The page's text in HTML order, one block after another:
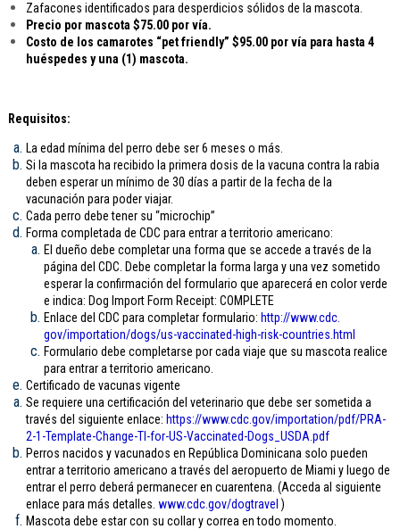
Zafacones identificados para desperdicios sólidos de la mascota.
Precio por mascota $75.00 por vía.
Costo de los camarotes “pet friendly” $95.00 por vía para hasta 4
huéspedes y una (1) mascota.
Requisitos:
La edad mínima del perro debe ser 6 meses o más.
Si la mascota ha recibido la primera dosis de la vacuna contra la rabia
deben esperar un mínimo de 30 días a partir de la fecha de la
vacunación para poder viajar.
Cada perro debe tener su “microchip”
Forma completada de CDC para entrar a territorio americano:
El dueño debe completar una forma que se accede a través de la
página del CDC. Debe completar la forma larga y una vez sometido
esperar la confirmación del formulario que aparecerá en color verde
e indica: Dog Import Form Receipt: COMPLETE
Enlace del CDC para completar formulario: http://www.cdc.
gov/importation/dogs/us-vaccinated-high-risk-countries.html
Formulario debe completarse por cada viaje que su mascota realice
para entrar a territorio americano.
Certificado de vacunas vigente
Se requiere una certificación del veterinario que debe ser sometida a
través del siguiente enlace: https://www.cdc.gov/importation/pdf/PRA-
2-1-Template-Change-TI-for-US-Vaccinated-Dogs_USDA.pdf
Perros nacidos y vacunados en República Dominicana solo pueden
entrar a territorio americano a través del aeropuerto de Miami y luego de
entrar el perro deberá permanecer en cuarentena. (Acceda al siguiente
enlace para más detalles. www.cdc.gov/dogtravel )
Mascota debe estar con su collar y correa en todo momento.